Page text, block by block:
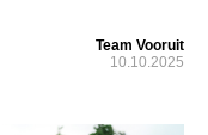
Team Vooruit
10.10.2025